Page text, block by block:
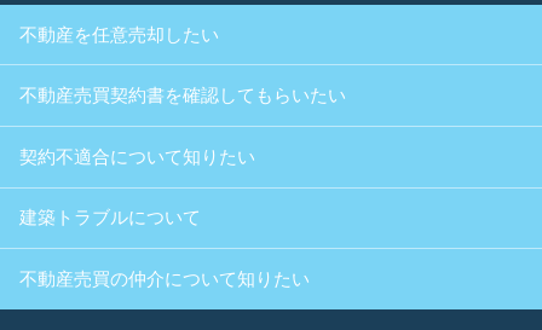
不動産を任意売却したい
不動産売買契約書を確認してもらいたい
契約不適合について知りたい
建築トラブルについて
不動産売買の仲介について知りたい